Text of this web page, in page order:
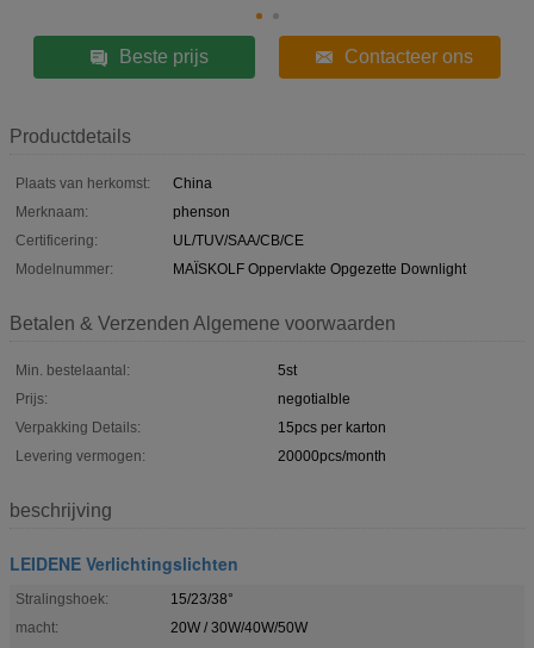
Beste prijs Contacteer ons
Productdetails
Plaats van herkomst:
China
Merknaam:
phenson
Certificering:
UL/TUV/SAA/CB/CE
Modelnummer:
MAÏSKOLF Oppervlakte Opgezette Downlight
Betalen & Verzenden Algemene voorwaarden
Min. bestelaantal:
5st
Prijs:
negotialble
Verpakking Details:
15pcs per karton
Levering vermogen:
20000pcs/month
beschrijving
LEIDENE Verlichtingslichten
Stralingshoek:
15/23/38°
macht:
20W / 30W/40W/50W